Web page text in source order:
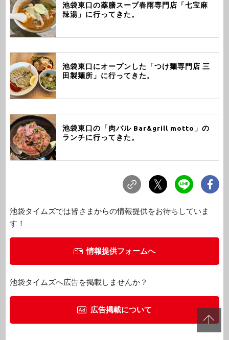
池袋東口の薬膳スープ春雨専門店「七宝麻
辣湯」に行ってきた。
池袋東口にオープンした「つけ麺専門店 三
田製麺所」に行ってきた。
池袋東口の「肉バル Bar&grill motto」の
ランチに行ってきた。
池袋タイムズでは皆さまからの情報提供をお待ちしていま
す！
情報提供フォームへ
池袋タイムズへ広告を掲載しませんか？
広告掲載について